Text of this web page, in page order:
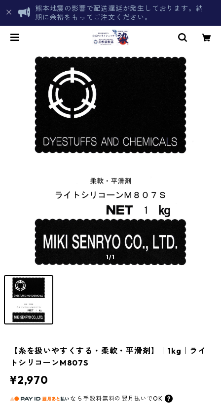
熊本地震の影響で配送遅延が発生しております。納
期に余裕をもってご注文ください。
1/1
【糸を扱いやすくする・柔軟・平滑剤】｜1kg｜ライ
トシリコーンM807S
¥2,970
なら 手数料無料の 翌月払いでOK